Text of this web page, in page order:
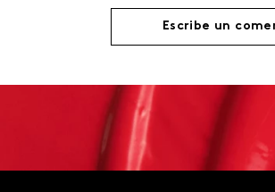
Escribe un
Agregar
Título